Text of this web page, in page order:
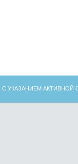
УКАЗАНИЕМ АКТИВНОЙ